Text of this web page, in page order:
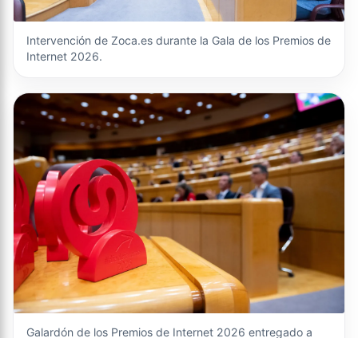
Intervención de Zoca.es durante la Gala de los Premios de
Internet 2026.
Galardón de los Premios de Internet 2026 entregado a